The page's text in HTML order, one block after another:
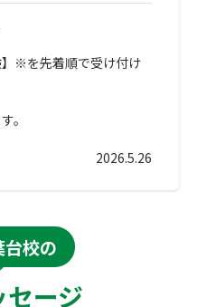
※を先着順で受け付け
。
2026.5.26
台校の
ージ